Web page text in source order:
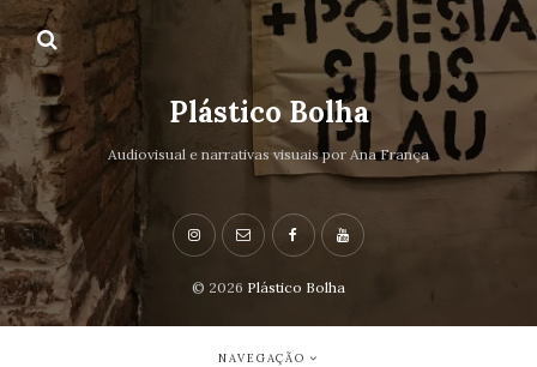
Plástico Bolha
Audiovisual e narrativas visuais por Ana França
© 2026 Plástico Bolha
NAVEGAÇÃO